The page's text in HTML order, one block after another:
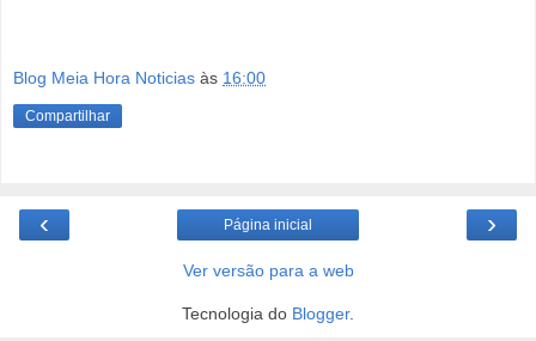
Blog Meia Hora Noticias às 16:00
Compartilhar
‹ ›
Página inicial
Ver versão para a web
Tecnologia do Blogger.